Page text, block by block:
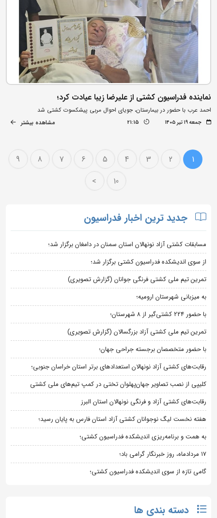
نماینده فدراسیون کشتی از علیرضا زیبا عیادت کرد؛
احمد عرب با حضور در بیمارستان، جویای احوال مربی پیشکسوت کشتی شد
جمعه ۱۹ تیر ۱۴۰۵ 21:15 مشاهده بیشتر
1
2
3
4
5
6
7
8
9
10
>
جدید ترین اخبار فدراسیون
مسابقات کشتی آزاد نونهالان استان سمنان در دامغان برگزار شد؛
از سوی اندیشکده فدراسیون کشتی برگزار شد؛
تمرین تیم ملی کشتی فرنگی جوانان (گزارش تصویری)
به میزبانی شهرستان ارومیه؛
با حضور ۲۲۴ کشتی‌گیر از ۸ شهرستان؛
تمرین تیم ملی کشتی آزاد بزرگسالان (گزارش تصویری)
با حضور متخصصان برجسته جراحی جهان؛
رقابت‌های کشتی آزاد نونهالان استعدادهای برتر استان خراسان جنوبی؛
کلیپی از نصب تصاویر جهان‌پهلوان تختی در کمپ تیم‌های ملی کشتی
رقابت‌های کشتی آزاد و فرنگی نونهالان استان البرز
هفته نخست لیگ نوجوانان کشتی آزاد استان فارس به پایان رسید؛
به همت و برنامه‌ریزی اندیشکده فدراسیون کشتی؛
۱۷ مردادماه، روز خبرنگار گرامی باد؛
گامی تازه از سوی اندیشکده فدراسیون کشتی؛
دسته بندی ها